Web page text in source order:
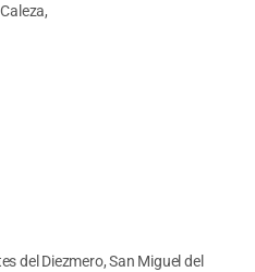
del Diezmero, San Miguel del